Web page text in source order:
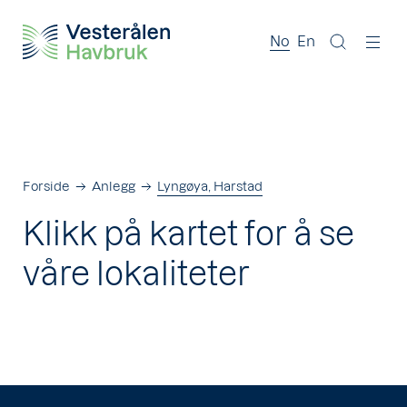
No En
Forside Anlegg Lyngøya, Harstad
Klikk på kartet for å se
våre lokaliteter